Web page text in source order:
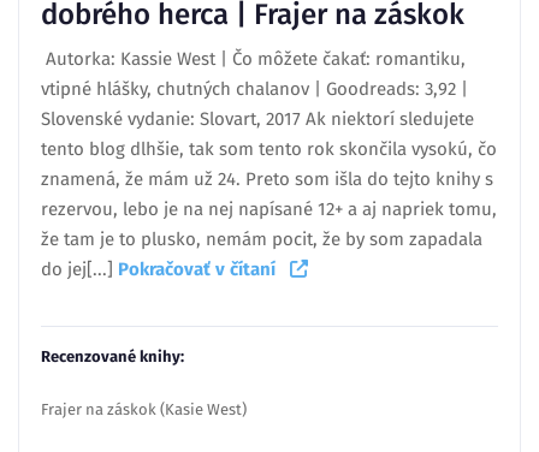
dobrého herca | Frajer na záskok
Autorka: Kassie West | Čo môžete čakať: romantiku,
vtipné hlášky, chutných chalanov | Goodreads: 3,92 |
Slovenské vydanie: Slovart, 2017 Ak niektorí sledujete
tento blog dlhšie, tak som tento rok skončila vysokú, čo
znamená, že mám už 24. Preto som išla do tejto knihy s
rezervou, lebo je na nej napísané 12+ a aj napriek tomu,
že tam je to plusko, nemám pocit, že by som zapadala
do jej[...] Pokračovať v čítaní
Recenzované knihy:
Frajer na záskok (Kasie West)